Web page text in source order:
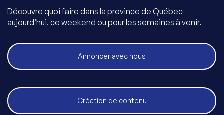
Découvre quoi faire dans la province de Québec
aujourd’hui, ce weekend ou pour les semaines à venir.
Annoncer avec nous
Création de contenu